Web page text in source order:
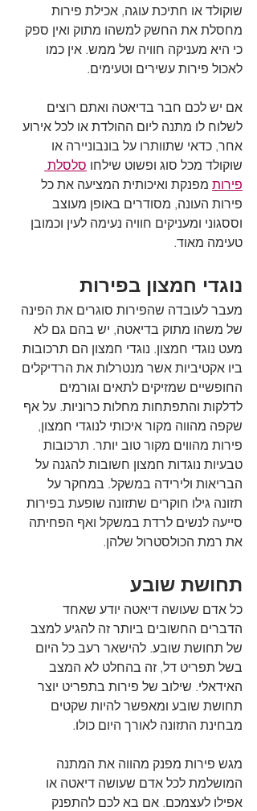
שוקולד או חתיכת עוגה, אכילת פירות
מחסלת את החשק למשהו מתוק ואין ספק
כי היא מעניקה חוויה של ממש. אין כמו
לאכול פירות עשירים וטעימים.
אם יש לכם חבר בדיאטה ואתם רוצים
לשלוח לו מתנה ליום ההולדת או לכל אירוע
אחר, כדאי שתוותרו על בונבוניירה או
שוקולד מכל סוג ופשוט שילחו סלסלת
פירות מפנקת ואיכותית המציעה את כל
פירות העונה, מסודרים באופן מעוצב
וססגוני ומעניקים חוויה נעימה לעין וכמובן
טעימה מאוד.
נוגדי חמצון בפירות
מעבר לעובדה שהפירות סוגרים את הפינה
של משהו מתוק בדיאטה, יש בהם גם לא
מעט נוגדי חמצון. נוגדי חמצון הם תרכובות
ביו אקטיביות אשר מנטרלות את הרדיקלים
החופשיים שמזיקים לתאים וגורמים
לדלקות והתפתחות מחלות כרוניות. על אף
שקפה מהווה מקור איכותי לנוגדי חמצון,
פירות מהווים מקור טוב יותר. תרכובות
טבעיות נוגדות חמצון חשובות להגנה על
הבריאות ולירידה במשקל. במחקר על
תזונה גילו חוקרים שתזונה שופעת בפירות
סייעה לנשים לרדת במשקל ואף הפחיתה
את רמת הכולסטרול שלהן.
תחושת שובע
כל אדם שעושה דיאטה יודע שאחד
הדברים החשובים ביותר זה להגיע למצב
של תחושת שובע. להישאר רעב כל היום
בשל תפריט דל, זה בהחלט לא המצב
האידאלי. שילוב של פירות בתפריט יוצר
תחושת שובע ומאפשר להיות שקטים
מבחינת התזונה לאורך היום כולו.
מגש פירות מפנק מהווה את המתנה
המושלמת לכל אדם שעושה דיאטה או
אפילו לעצמכם. אם בא לכם להתפנק